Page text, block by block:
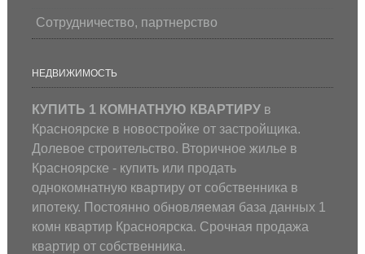
Сотрудничество, партнерство
НЕДВИЖИМОСТЬ
КУПИТЬ 1 КОМНАТНУЮ КВАРТИРУв
Красноярске в новостройке от застройщика.
Долевое строительство. Вторичное жилье в
Красноярске - купить или продать
однокомнатную квартиру от собственника в
ипотеку. Постоянно обновляемая база данных 1
комн квартир Красноярска. Срочная продажа
квартир от собственника.